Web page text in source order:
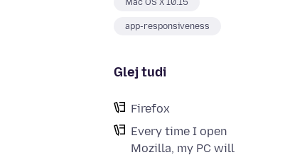
app-responsiveness
Glej tudi
Firefox
Every time I open
Mozilla, my PC will